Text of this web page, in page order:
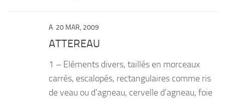
A 20 MAR, 2009
ATTEREAU
1 – Eléments divers, taillés en morceaux
carrés, escalopés, rectangulaires comme ris
de veau ou d’agneau, cervelle d’agneau, foie